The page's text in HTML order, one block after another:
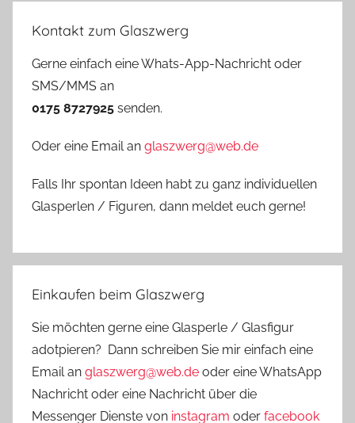
Kontakt zum Glaszwerg
Gerne einfach eine Whats-App-Nachricht oder
SMS/MMS an
0175 8727925 senden.
Oder eine Email an glaszwerg@web.de
Falls Ihr spontan Ideen habt zu ganz individuellen
Glasperlen / Figuren, dann meldet euch gerne!
Einkaufen beim Glaszwerg
Sie möchten gerne eine Glasperle / Glasfigur
adotpieren? Dann schreiben Sie mir einfach eine
Email an glaszwerg@web.de oder eine WhatsApp
Nachricht oder eine Nachricht über die
Messenger Dienste von instagram oder facebook